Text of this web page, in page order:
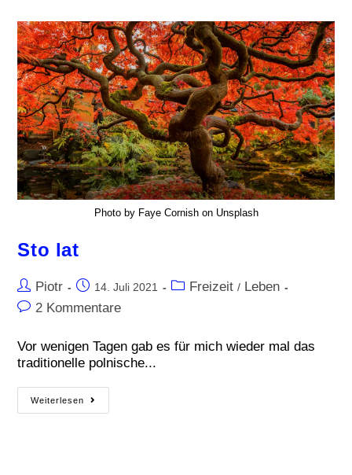
Photo by Faye Cornish on Unsplash
Sto lat
Piotr 14. Juli 2021 Freizeit / Leben
2 Kommentare
Vor wenigen Tagen gab es für mich wieder mal das
traditionelle polnische...
Weiterlesen